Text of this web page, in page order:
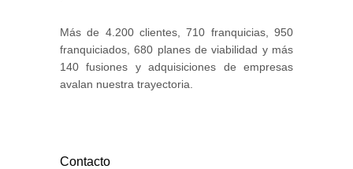
Más de 4.200 clientes, 710 franquicias, 950
franquiciados, 680 planes de viabilidad y más
140 fusiones y adquisiciones de empresas
avalan nuestra trayectoria.
Contacto